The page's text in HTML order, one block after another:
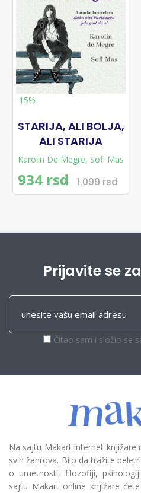
-15%
STARIJA, ALI BOLJA,
ALI STARIJA
Karolin De Megre, Sofi Mas
934 rsd 1.099 rsd
Prijavite se
Čitao sam i složio se
Na sajtu Makart internet knjižare
svih žanrova. Bilo da tražite
o umetnosti, filozofiji,
sajtu Makart online knjižare